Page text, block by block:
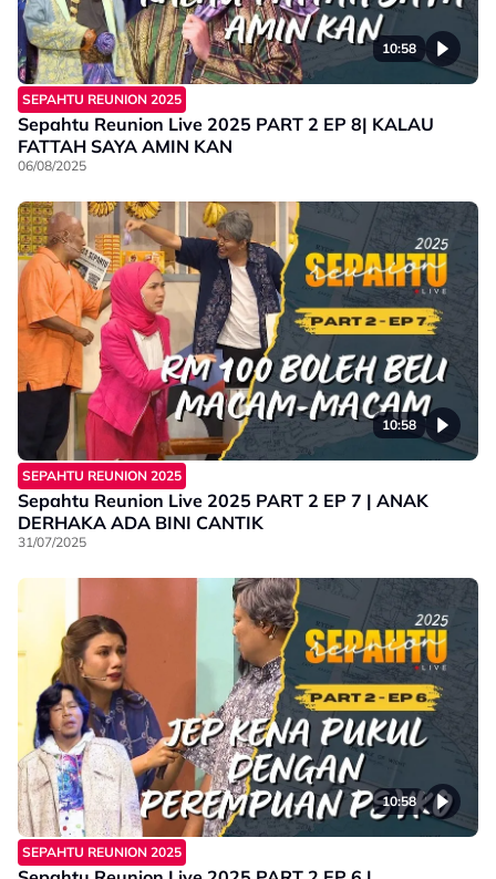
10:58
SEPAHTU REUNION 2025
Sepahtu Reunion Live 2025 PART 2 EP 8| KALAU
FATTAH SAYA AMIN KAN
06/08/2025
10:58
SEPAHTU REUNION 2025
Sepahtu Reunion Live 2025 PART 2 EP 7 | ANAK
DERHAKA ADA BINI CANTIK
31/07/2025
10:58
SEPAHTU REUNION 2025